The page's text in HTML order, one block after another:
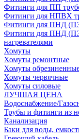
Фитинги для ПП
Фитинги для НПВХ
Фитинги для ПНД
Фитинги для ПНД
нагревателями
Хомуты
Хомуты ремонтные
Хомуты
Хомуты червячные
Хомуты силовые
ЛУЧШАЯ ЦЕНА
Водоснабжение/
Трубы и фитинги из
Канализация
Баки для воды,